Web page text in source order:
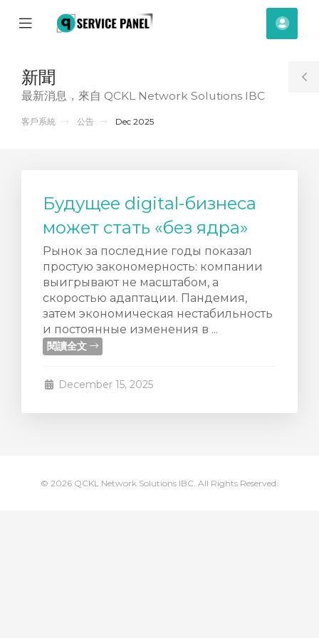
Mobile
帳
新聞
最新消息，來自 QCKL Network Solutions IBC
客戶系統 公告 Dec 2025
Будущее digital-бизнеса
может стать «без ядра»
Рынок за последние годы показал
простую закономерность: компании
выигрывают не масштабом, а
скоростью адаптации. Пандемия,
затем экономическая нестабильность
и постоянные изменения в ...
閱讀全文
December 15, 2025
© 2026 QCKL Network Solutions IBC. All Rights Reserved.